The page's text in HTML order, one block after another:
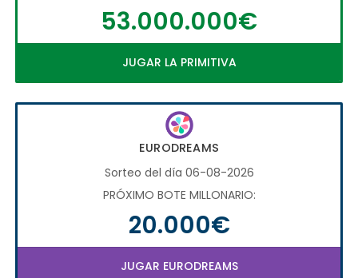
53.000.000€
JUGAR LA PRIMITIVA
EURODREAMS
Sorteo del día 06-08-2026
PRÓXIMO BOTE MILLONARIO:
20.000€
JUGAR EURODREAMS